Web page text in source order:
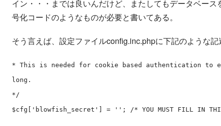
イン・・・までは良いんだけど、またしてもデータベー
号化コードのようなものが必要と書いてある。
そう言えば、設定ファイルconfig.inc.phpに下記のような
* This is needed for cookie based authentication to
long.
*/
$cfg['blowfish_secret'] = ''; /* YOU MUST FILL IN THIS